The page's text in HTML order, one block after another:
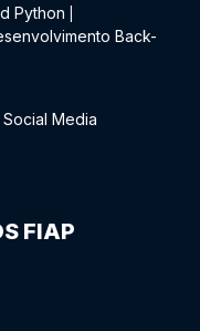
Python
Back-
Social Media
FIAP